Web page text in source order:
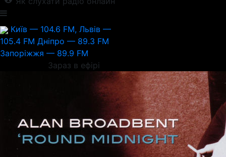
Київ — 104.6 FM, Львів —
105.4 FM Дніпро — 89.3 FM
Запоріжжя — 89.9 FM
Зараз в ефірі